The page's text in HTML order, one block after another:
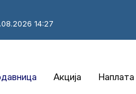
14:27
Акција Наплата